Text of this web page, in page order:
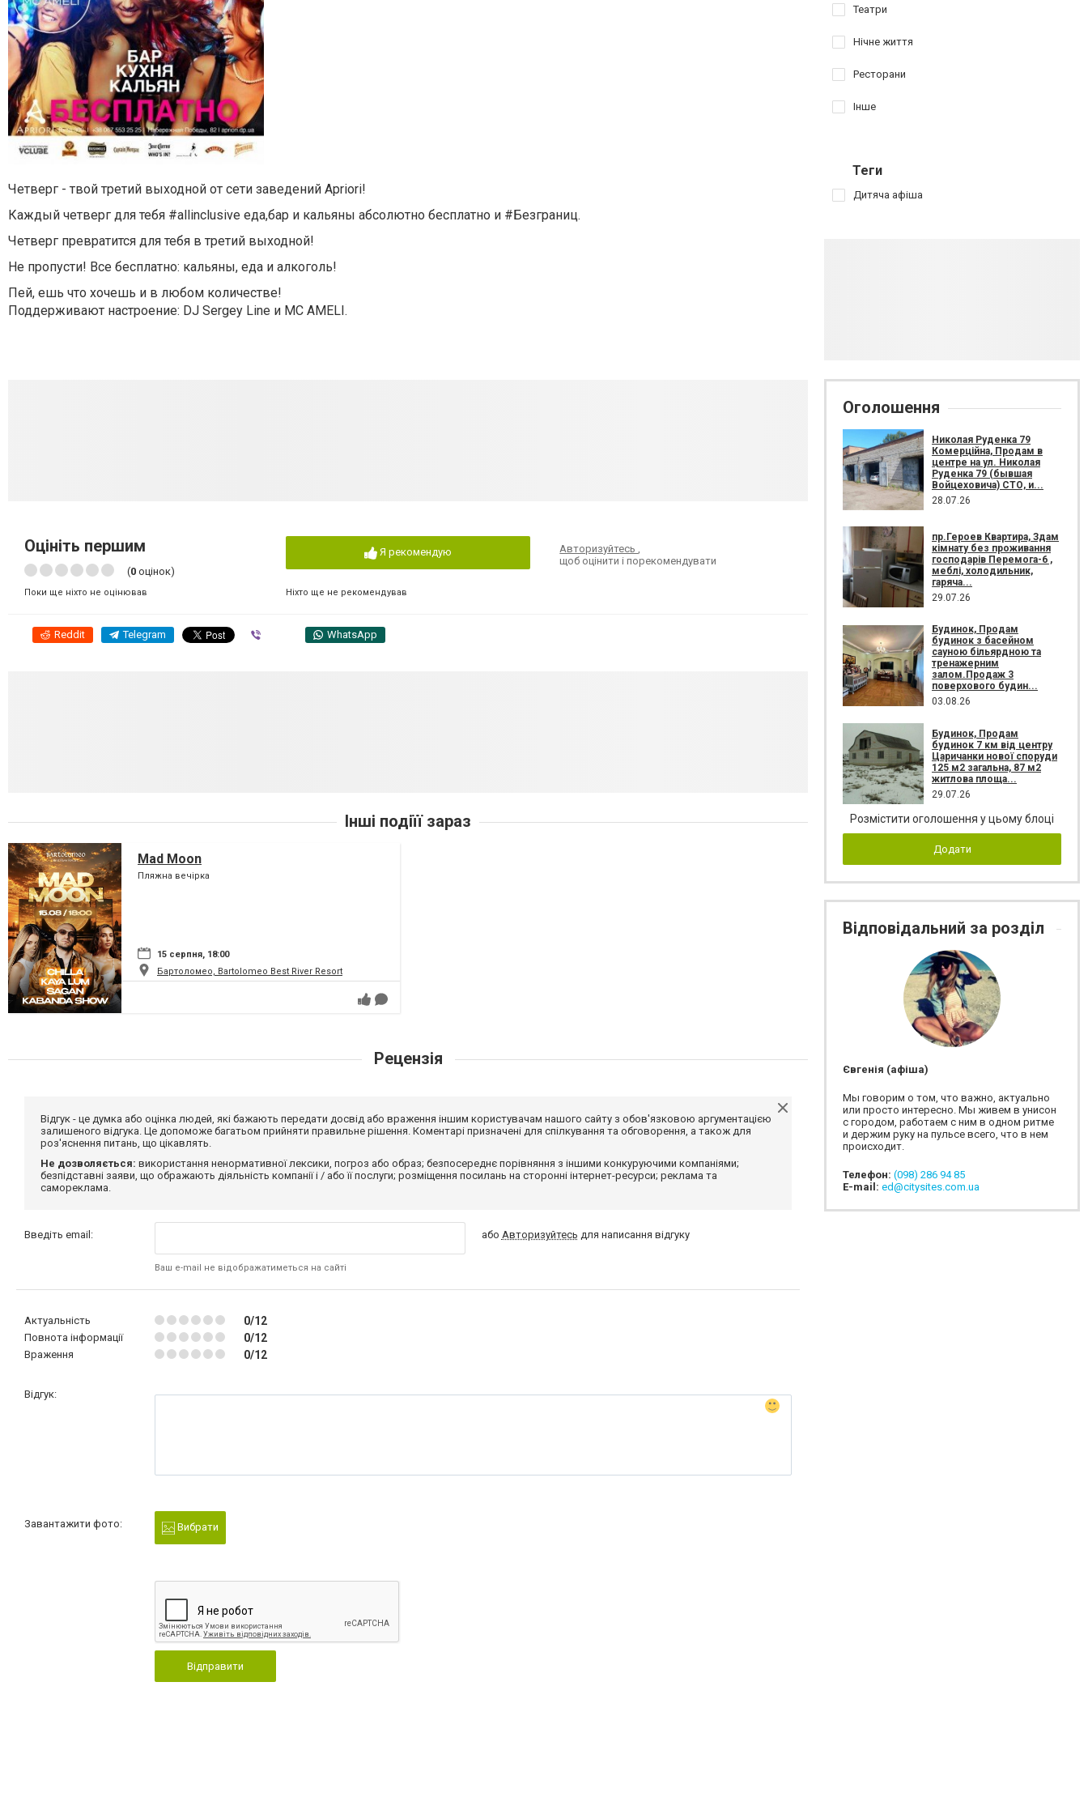
Четверг - твой третий выходной от сети заведений Apriori!
Каждый четверг для тебя #allinclusive еда,бар и кальяны абсолютно бесплатно и #Безграниц.
Четверг превратится для тебя в третий выходной!
Не пропусти! Все бесплатно: кальяны, еда и алкоголь!
Пей, ешь что хочешь и в любом количестве!
Поддерживают настроение: DJ Sergey Line и MC AMELI.
Оцініть першим
(0 оцінок)
Поки ще ніхто не оцінював
Я рекомендую
Ніхто ще не рекомендував
Авторизуйтесь,
щоб оцінити і порекомендувати
Reddit Telegram WhatsApp
Інші подіїї зараз
Mad Moon
Пляжна вечірка
15 серпня, 18:00
Бартоломео, Bartolomeo Best River Resort
Рецензія
Відгук - це думка або оцінка людей, які бажають передати досвід або враження іншим користувачам нашого сайту з обов'язковою аргументацією
залишеного відгука. Це допоможе багатьом прийняти правильне рішення. Коментарі призначені для спілкування та обговорення, а також для
роз'яснення питань, що цікавлять.
Не дозволяється: використання ненормативної лексики, погроз або образ; безпосереднє порівняння з іншими конкуруючими компаніями;
безпідставні заяви, що ображають діяльність компанії і / або її послуги; розміщення посилань на сторонні інтернет-ресурси; реклама та
самореклама.
Введіть email:
Ваш e-mail не відображатиметься на сайті
або Авторизуйтесь для написання відгуку
Актуальність 0/12
Повнота інформації 0/12
Враження 0/12
Відгук:
Завантажити фото: Вибрати
Відправити
Театри
Нічне життя
Ресторани
Інше
Теги
Дитяча афіша
Оголошення
Николая Руденка 79
Комерційна, Продам в
центре на ул. Николая
Руденка 79 (бывшая
Войцеховича) СТО, и...
28.07.26
пр.Героев Квартира, Здам
кімнату без проживання
господарів Перемога-6 ,
меблі, холодильник,
гаряча...
29.07.26
Будинок, Продам
будинок з басейном
сауною більярдною та
тренажерним
залом.Продаж 3
поверхового будин...
03.08.26
Будинок, Продам
будинок 7 км від центру
Царичанки нової споруди
125 м2 загальна, 87 м2
житлова площа...
29.07.26
Розмістити оголошення у цьому блоці
Додати
Відповідальний за розділ
Євгенія (афіша)
Мы говорим о том, что важно, актуально
или просто интересно. Мы живем в унисон
с городом, работаем с ним в одном ритме
и держим руку на пульсе всего, что в нем
происходит.
Телефон: (098) 286 94 85
E-mail: ed@citysites.com.ua